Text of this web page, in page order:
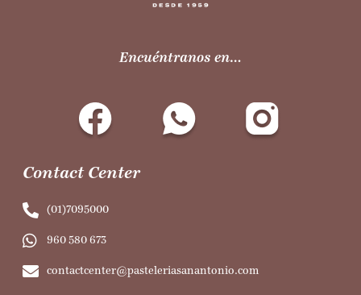
Encuéntranos en…
Contact Center
(01)7095000
960 580 673
contactcenter@pasteleriasanantonio.com